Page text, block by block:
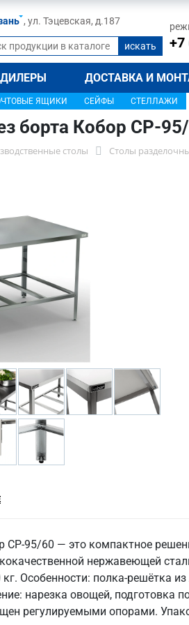
, ул. Тэцевская, д.187
+7
ДИЛЕРЫ ДОСТАВКА И
ЯЩИКИ СЕЙФЫ СТЕЛЛАЖИ
борта Кобор СР-
столы Столы
СР-95/60 — это компактное
нержавеющей
Особенности: полка-решётка
нарезка овощей, подготовка
регулируемыми опорами.